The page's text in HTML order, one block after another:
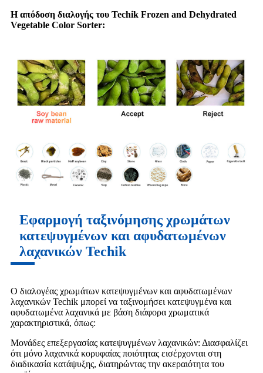
Η απόδοση διαλογής του Techik Frozen and Dehydrated
Vegetable Color Sorter:
Εφαρμογή ταξινόμησης χρωμάτων
κατεψυγμένων και αφυδατωμένων
λαχανικών Techik
Ο διαλογέας χρωμάτων κατεψυγμένων και αφυδατωμένων
λαχανικών Techik μπορεί να ταξινομήσει κατεψυγμένα και
αφυδατωμένα λαχανικά με βάση διάφορα χρωματικά
χαρακτηριστικά, όπως:
Μονάδες επεξεργασίας κατεψυγμένων λαχανικών: Διασφαλίζει
ότι μόνο λαχανικά κορυφαίας ποιότητας εισέρχονται στη
διαδικασία κατάψυξης, διατηρώντας την ακεραιότητα του